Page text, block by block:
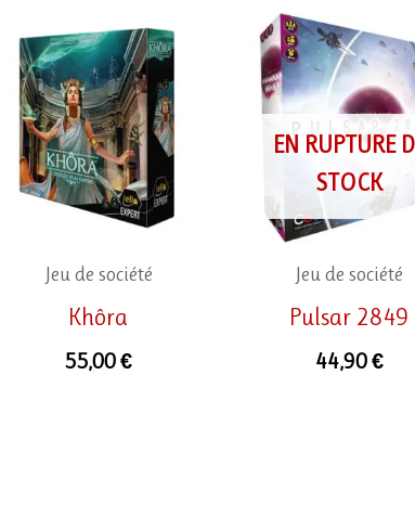
Jeu de société
Khôra
55,00€
EN RUPTURE
STOCK
Jeu de société
Pulsar 2849
44,90€